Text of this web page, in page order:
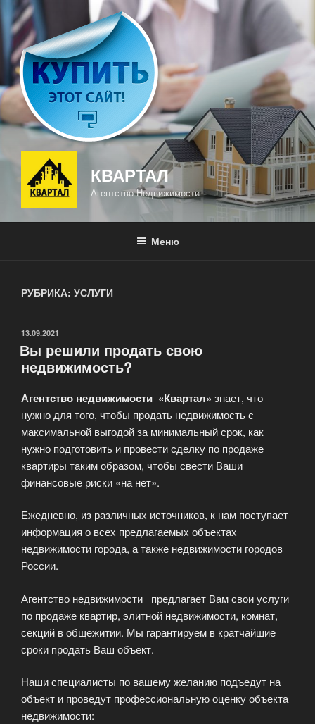
Перейти
содержимому
КВАРТАЛ
Агентство Недвижимости
Меню
РУБРИКА: УСЛУГИ
ОПУБЛИКОВАНО
13.09.2021
Вы решили продать свою
недвижимость?
Агентство недвижимости «Квартал» знает, что
нужно для того, чтобы продать недвижимость с
максимальной выгодой за минимальный срок, как
нужно подготовить и провести сделку по продаже
квартиры таким образом, чтобы свести Ваши
финансовые риски «на нет».
Ежедневно, из различных источников, к нам поступает
информация о всех предлагаемых объектах
недвижимости города, а также недвижимости городов
России.
Агентство недвижимости предлагает Вам свои услуги
по продаже квартир, элитной недвижимости, комнат,
секций в общежитии. Мы гарантируем в кратчайшие
сроки продать Ваш объект.
Наши специалисты по вашему желанию подъедут на
объект и проведут профессиональную оценку объекта
недвижимости: